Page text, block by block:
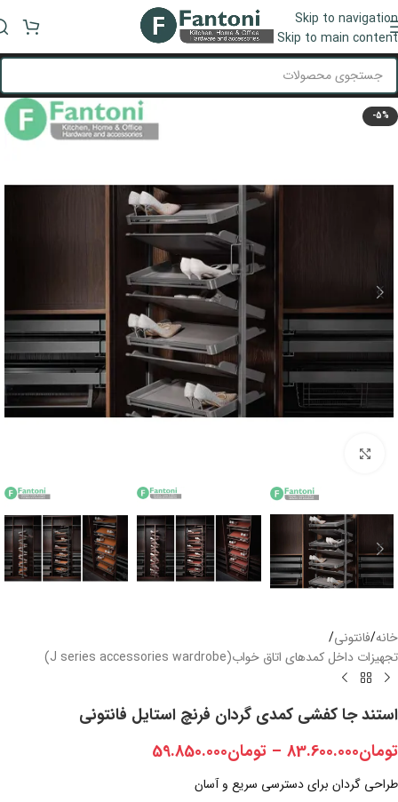
Skip to navigation
Skip to main content
منو
-5%
خانه/فانتونی/
تجهیزات داخل کمدهای اتاق خواب(J series accessories wardrobe)
استند جا کفشی کمدی گردان فرنچ استایل فانتونی
تومان83.600.000
– تومان59.850.000
طراحی گردان برای دسترسی سریع و آسان